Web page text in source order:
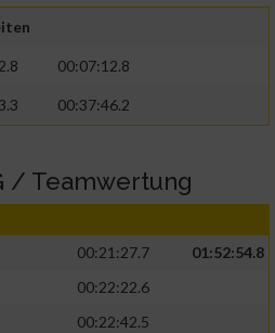
00:07:12.8
00:37:46.2
/ Teamwertung
00:21:27.7
01:52:54.8
00:22:22.6
00:22:42.5